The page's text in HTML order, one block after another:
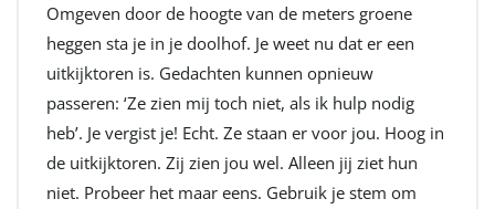
Omgeven door de hoogte van de meters groene
heggen sta je in je doolhof. Je weet nu dat er een
uitkijktoren is. Gedachten kunnen opnieuw
passeren: ‘Ze zien mij toch niet, als ik hulp nodig
heb’. Je vergist je! Echt. Ze staan er voor jou. Hoog in
de uitkijktoren. Zij zien jou wel. Alleen jij ziet hun
niet. Probeer het maar eens. Gebruik je stem om